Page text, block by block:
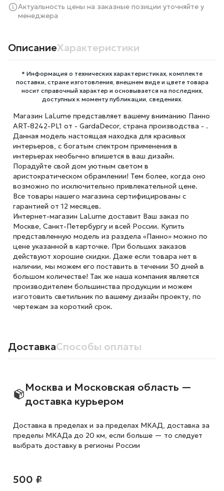
Актуальность цены на заказные позиции уточняйте у
менеджера
ОписаниеХарактеристики
* Информация о технических характеристиках, комплекте
поставки, стране изготовления, внешнем виде и цвете товара
носит справочный характер и основывается на последних,
доступных к моменту публикации, сведениях.
Магазин LaLume представляет вашему вниманию Панно
ART-8242-PL1 от - GardaDecor, страна производства - .
Данная модель настоящая находка для красивых
интерьеров, с богатым спектром применения в
интерьерах необычно впишется в ваш дизайн.
Порадуйте свой дом уютным светом в
аристократическом обрамлении! Тем более, когда оно
возможно по исключительно привлекательной цене.
Все товары нашего магазина сертифицированы с
гарантией от 12 месяцев.
Интернет-магазин LaLume доставит Ваш заказ по
Москве, Санкт-Петербургу и всей России. Купить
представленную модель из раздела «Панно» можно по
цене указанной в карточке. При больших заказов
действуют хорошие скидки. Даже если товара нет в
наличии, мы можем его поставить в течении 30 дней в
большом количестве! Так же наша компания является
производителем большинства продукции и можем
изготовить светильник по вашему дизайн проекту, по
чертежам за короткий срок.
ДоставкаСпособы оплаты
Москва и Московская область —
доставка курьером
Доставка в пределах и за пределах МКАД, доставка за
пределы МКАДа до 20 км, если больше — то следует
выбрать доставку в регионы России
500 ₽